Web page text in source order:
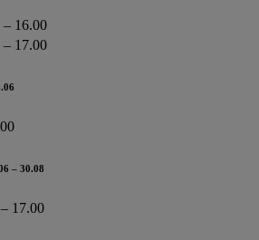
– 16.00
– 17.00
– 30.08
17.00